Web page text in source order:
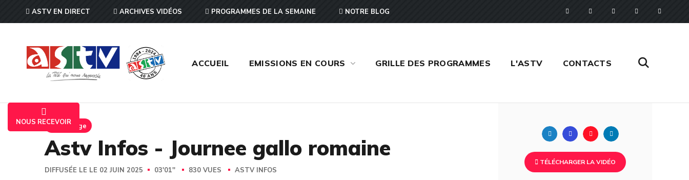
ASTV EN DIRECT ARCHIVES VIDÉOS PROGRAMMES DE LA SEMAINE NOTRE BLOG
ACCUEIL EMISSIONS EN COURS GRILLE DES PROGRAMMES L'ASTV CONTACTS
NOUS RECEVOIR
Reportage
Astv Infos - Journee gallo romaine
DIFFUSÉE LE LE 02 JUIN 2025 03'01'' 830 VUES ASTV INFOS
Twitter FacebookPinterest
TÉLÉCHARGER LA VIDÉO